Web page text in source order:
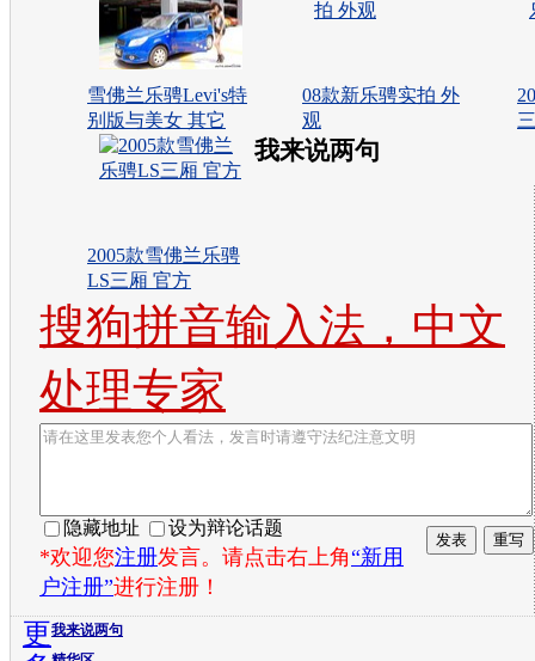
雪佛兰乐骋Levi's特
别版与美女 其它
08款新乐骋实拍 外
观
2005款雪佛兰乐骋
LS三厢 官方
我来说两句
搜狗拼音输入法，中文
处理专家
隐藏地址 设为辩论话题
*欢迎您注册发言。请点击右上角“新用
户注册”进行注册！
我来说两句
更